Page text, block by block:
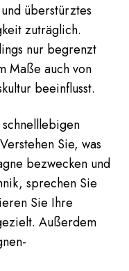
überstürztes
zuträglich.
nur begrenzt
Maße auch von
beeinflusst.
Sie, was
bezwecken und
sprechen Sie
Sie Ihre
Außerdem